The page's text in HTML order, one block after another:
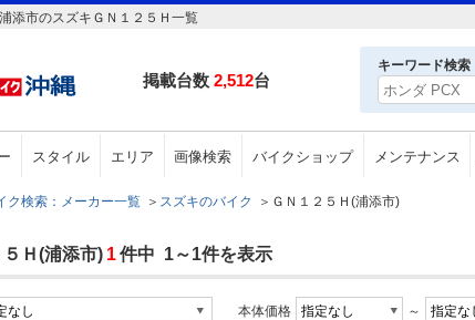
添市のスズキＧＮ１２５Ｈ一覧
掲載台数 2,512台
キーワード検索
スタイル エリア 画像検索 バイクショップ メンテナンス
ク検索：メーカー一覧 ＞ スズキのバイク ＞ ＧＮ１２５Ｈ(浦添市)
Ｈ(浦添市) 1件中 1～1件を表示
本体価格
～